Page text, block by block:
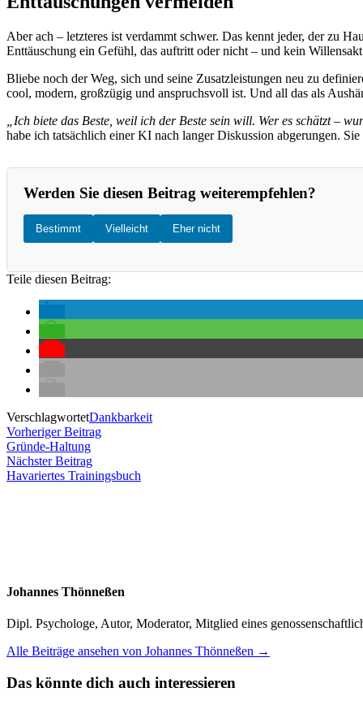
Aber ach – letzteres ist verdammt schwer. Das kennt jeder, der zu
Enttäuschung ein Gefühl, das auftritt oder nicht – und kein
Bliebe noch der Weg, sich und seine Zusatzleistungen neu zu
cool, modern, großzügig und anspruchsvoll ist. Und all das als
„Ich biete das Beste, weil ich der Beste sein will. Wer es schätzt –
habe ich tatsächlich einer KI nach langer Diskussion abgerungen.
Werden Sie diesen Beitrag weiterempfehlen?
Bestimmt Vielleicht Eher nicht
Teile diesen Beitrag:
VerschlagwortetDankbarkeit
Beitragsnavigation
Vorheriger BeitragVorheriger
Gründe-Haltung
Nächster BeitragNächster
Beitrag:
Havariertes Trainingsbuch
Johannes Thönneßen
Dipl. Psychologe, Autor, Moderator, Mitglied eines
Alle Beiträge ansehen von Johannes Thönneßen →
Das könnte dich auch interessieren